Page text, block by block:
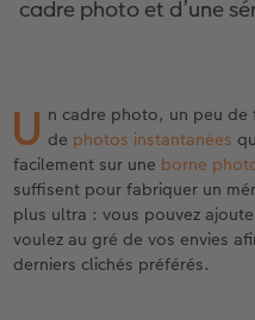
Étui
LIVRE
Premières
Tirages
Lot de
Tirages
Affiche
hexxas
Photo
Photo sur
Autres
Cartes
Cartes
Carte à
Décoration
École et
Animaux
Faber-
Calendrier
Calendrier
Calendrier
Carte de
Pêle-mêle
Photo
Photos
pour
Cadeaux
Cadeaux
pour les
Mariage
Concours
App
cadre photo et d’une
U n cadre photo, un peu de
de photos instantanées
facilement sur une borne
suffisent pour fabriquer un
plus ultra : vous pouvez
voulez au gré de vos envies
derniers clichés préférés.